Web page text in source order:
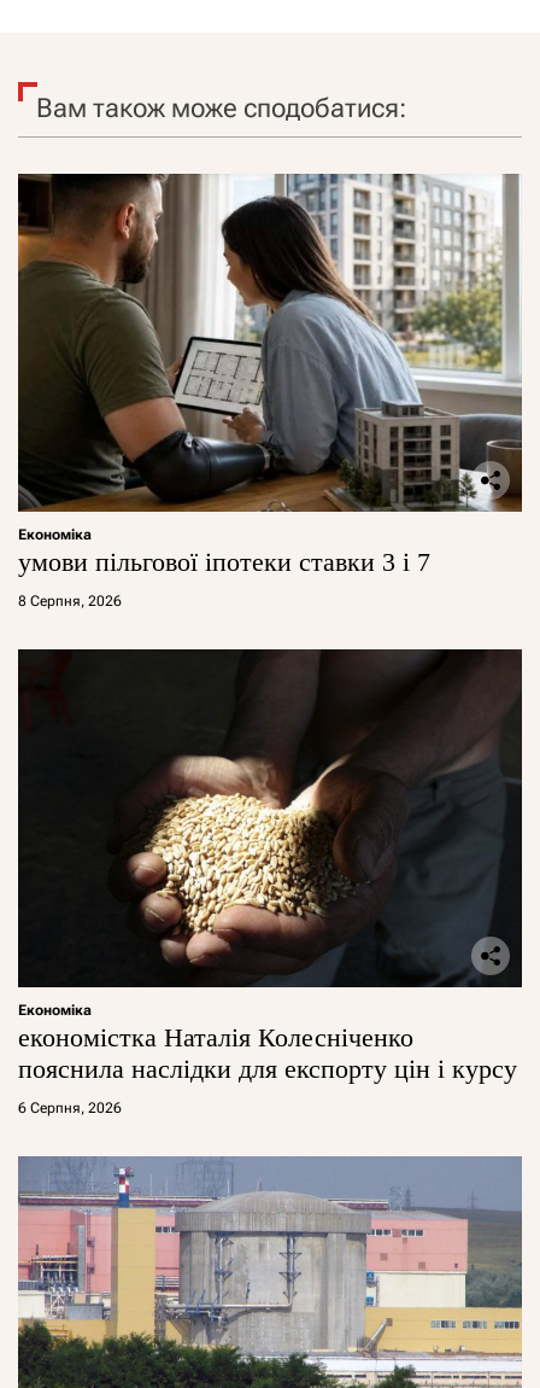
Вам також може сподобатися:
Економіка
умови пільгової іпотеки ставки 3 і 7
8 Серпня, 2026
Економіка
економістка Наталія Колесніченко
пояснила наслідки для експорту цін і курсу
6 Серпня, 2026